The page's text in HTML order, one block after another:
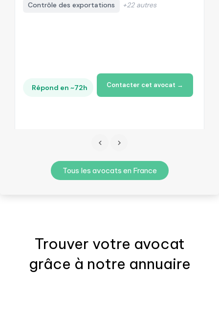
Contrôle des exportations
+22 autres
Répond en ~72h Contacter cet avocat →
Tous les avocats en France
Trouver votre avocat
grâce à notre annuaire